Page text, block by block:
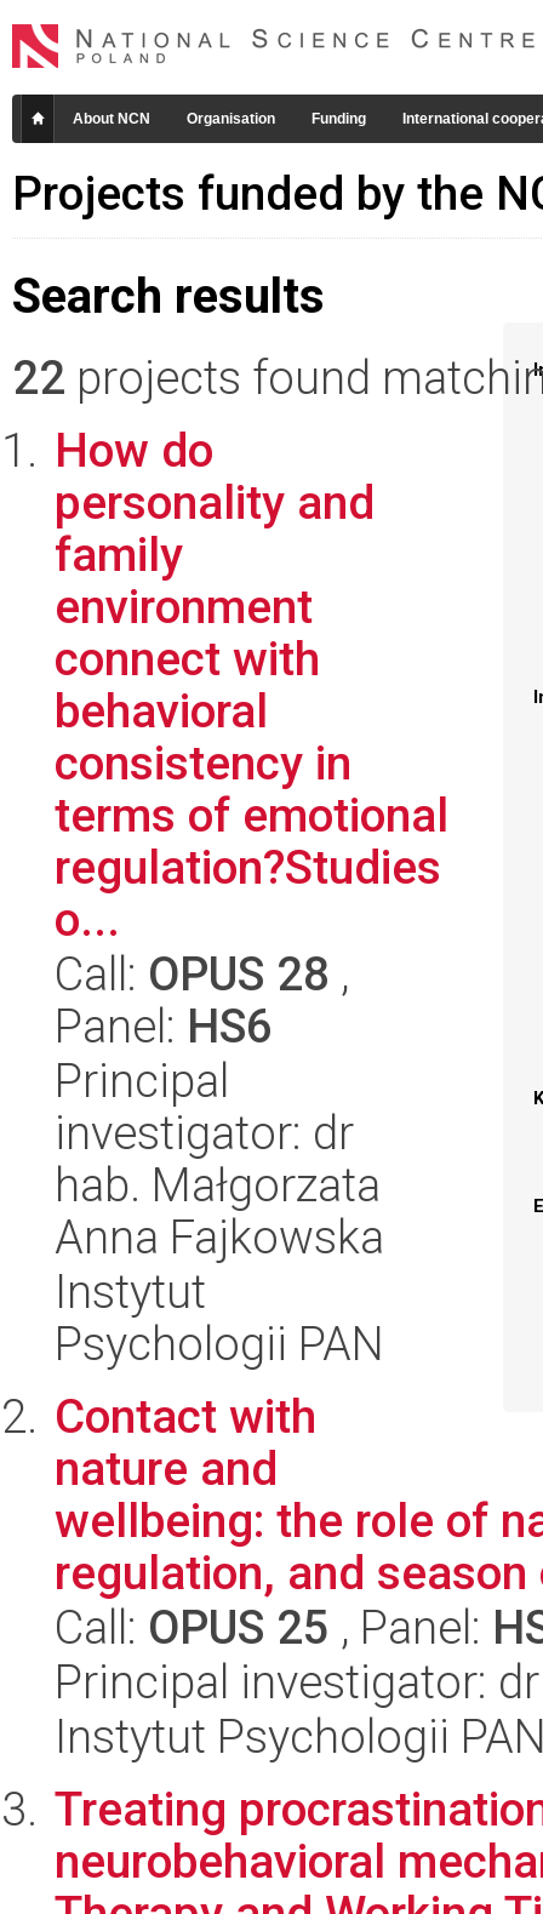
About NCN Organisation Funding International
Projects funded by the
Search results
22 projects found
How do
personality and
family
environment
connect with
behavioral
consistency in
terms of emotional
regulation?Studies
o...
Call: OPUS 28 ,
Panel: HS6
Principal
investigator: dr
hab. Małgorzata
Anna Fajkowska
Instytut
Psychologii PAN
Contact with
nature and
wellbeing: the role of
regulation, and season
Call: OPUS 25 , Panel:
Principal investigator:
Instytut Psychologii
Treating
neurobehavioral